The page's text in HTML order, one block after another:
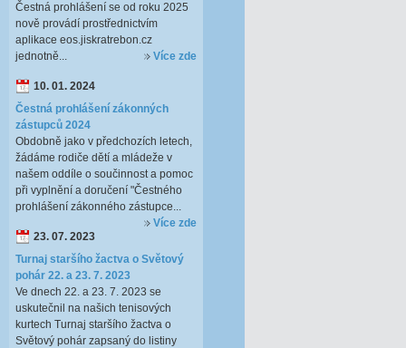
Čestná prohlášení se od roku 2025
nově provádí prostřednictvím
aplikace eos.jiskratrebon.cz
jednotně...
Více zde
10. 01. 2024
Čestná prohlášení zákonných
zástupců 2024
Obdobně jako v předchozích letech,
žádáme rodiče dětí a mládeže v
našem oddíle o součinnost a pomoc
při vyplnění a doručení "Čestného
prohlášení zákonného zástupce...
Více zde
23. 07. 2023
Turnaj staršího žactva o Světový
pohár 22. a 23. 7. 2023
Ve dnech 22. a 23. 7. 2023 se
uskutečnil na našich tenisových
kurtech Turnaj staršího žactva o
Světový pohár zapsaný do listiny